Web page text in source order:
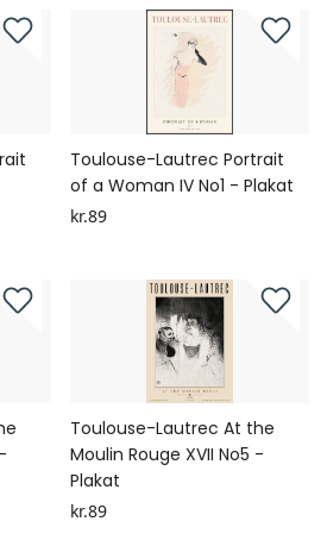
Toulouse-Lautrec Portrait
of a Woman IV No1 - Plakat
kr.89
Toulouse-Lautrec At the
Moulin Rouge XVII No5 -
Plakat
kr.89